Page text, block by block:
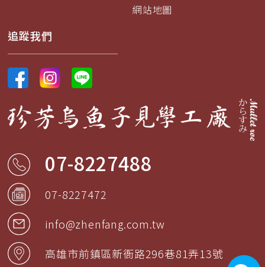
網站地圖
追蹤我們
07-8227488
07-8227472
info@zhenfang.com.tw
高雄市前鎮區新衙路296巷81弄13號